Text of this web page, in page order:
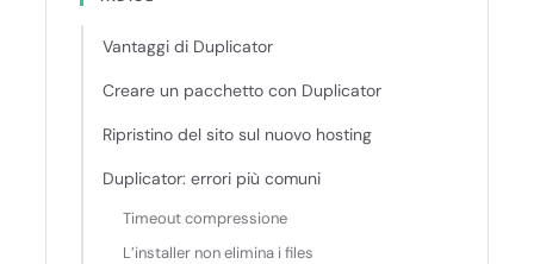
Vantaggi di Duplicator
Creare un pacchetto con Duplicator
Ripristino del sito sul nuovo hosting
Duplicator: errori più comuni
Timeout compressione
L’installer non elimina i files